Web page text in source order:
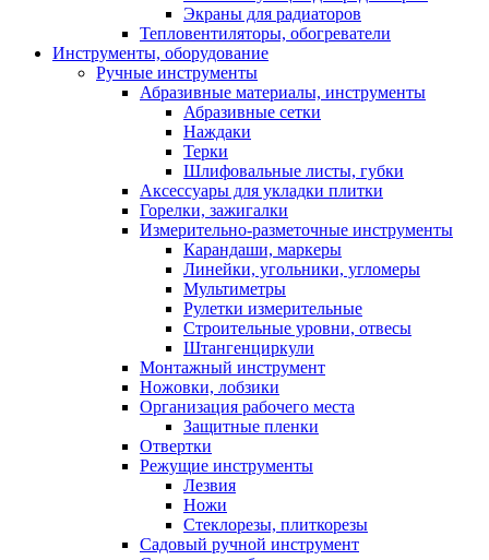
Экраны для радиаторов
Тепловентиляторы, обогреватели
Инструменты, оборудование
Ручные инструменты
Абразивные материалы, инструменты
Абразивные сетки
Наждаки
Терки
Шлифовальные листы, губки
Аксессуары для укладки плитки
Горелки, зажигалки
Измерительно-разметочные инструменты
Карандаши, маркеры
Линейки, угольники, угломеры
Мультиметры
Рулетки измерительные
Строительные уровни, отвесы
Штангенциркули
Монтажный инструмент
Ножовки, лобзики
Организация рабочего места
Защитные пленки
Отвертки
Режущие инструменты
Лезвия
Ножи
Стеклорезы, плиткорезы
Садовый ручной инструмент